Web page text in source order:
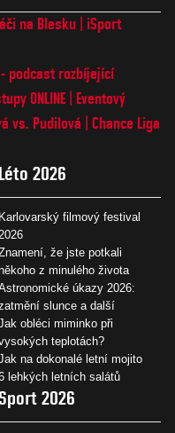
na Blesku
iSport
podcast rozbíjející
ONLINE
Eventový
vs. Pudilová
Chance Liga
Léto 2026
Karlovarský filmový festival
2026
že jste potkali
z minulého života
úkazy 2026:
slunce a další
obléci miminko při
teplotách?
na dokonalé letní mojito
lehkých letních salátů
Sport 2026